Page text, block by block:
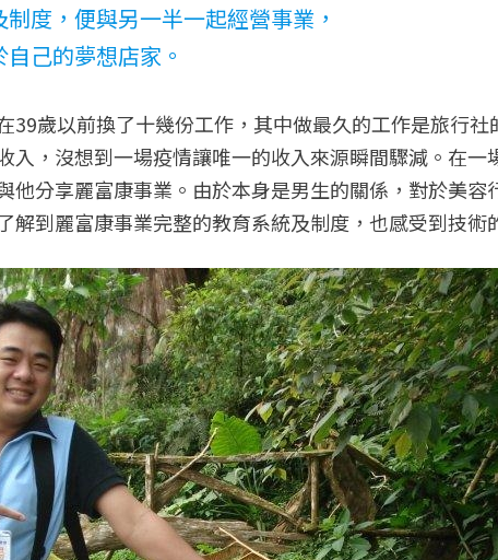
度，便與另一半一起經營事業，
己的夢想店家。
39歲以前換了十幾份工作，其中做最久的工作是旅行
入，沒想到一場疫情讓唯一的收入來源瞬間驟減。在
他分享麗富康事業。由於本身是男生的關係，對於美
解到麗富康事業完整的教育系統及制度，也感受到技術